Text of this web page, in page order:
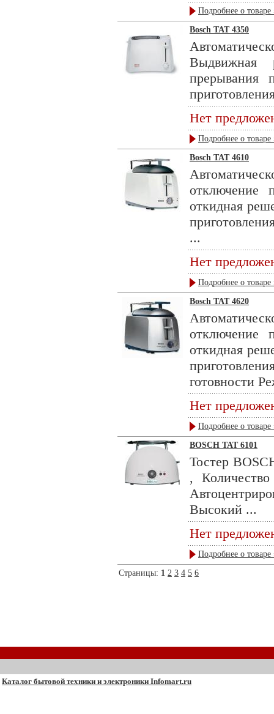
Подробнее о товаре
Bosch TAT 4350
Выдвижная
прерывания
Нет
Подробнее о товаре
Bosch TAT 4610
отключение
откидная
...
Нет
Подробнее о товаре
Bosch TAT 4620
отключение
откидная
готовности
Нет
Подробнее о товаре
BOSCH TAT 6101
Тостер
,
Высокий ...
Нет
Подробнее о товаре
Страницы: 1 2 3 4 5 6
Каталог бытовой техники и электроники Infomart.ru